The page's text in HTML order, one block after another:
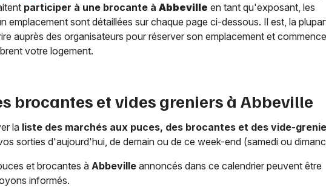
participer à une brocante à Abbeville en tant qu'exposant, les
emplacement sont détaillées sur chaque page ci-dessous. Il est, la
auprès des organisateurs pour réserver son emplacement et
votre logement.
brocantes et vides greniers à Abbeville
la liste des marchés aux puces, des brocantes et des vide-
sorties d'aujourd'hui, de demain ou de ce week-end (samedi ou
et brocantes à Abbeville annoncés dans ce calendrier peuvent être
informés.